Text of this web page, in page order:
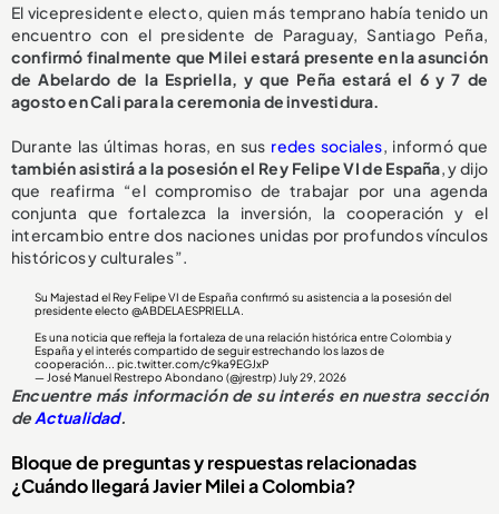
El vicepresidente electo, quien más temprano había tenido un
encuentro con el presidente de Paraguay, Santiago Peña,
confirmó finalmente que Milei estará presente en la asunción
de Abelardo de la Espriella, y que Peña estará el 6 y 7 de
agosto en Cali para la ceremonia de investidura.
Durante las últimas horas, en sus redes sociales, informó que
también asistirá a la posesión el Rey Felipe VI de España, y dijo
que reafirma “el compromiso de trabajar por una agenda
conjunta que fortalezca la inversión, la cooperación y el
intercambio entre dos naciones unidas por profundos vínculos
históricos y culturales”.
Su Majestad el Rey Felipe VI de España confirmó su asistencia a la posesión del
presidente electo@ABDELAESPRIELLA
Es una noticia que refleja la fortaleza de una relación histórica entre Colombia y
España y el interés compartido de seguir estrechando los lazos de
cooperación...pic.twitter.com/c9ka9EGJxP
— José Manuel Restrepo Abondano (@jrestrp) July 29, 2026
Encuentre más información de su interés en nuestra sección
deActualidad.
Bloque de preguntas y respuestas relacionadas
¿Cuándo llegará Javier Milei a Colombia?